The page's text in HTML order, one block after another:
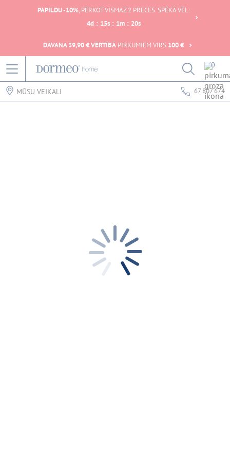
PAPILDU -10%, PĒRKOT VISMAZ 2 PRECES. SPĒKĀ VĒL:
4d : 15s : 1m : 20s
DĀVANA 39,90 € VĒRTĪBĀ PIRKUMIEM VIRS 100 €
0
MŪSU VEIKALI 67 807 674